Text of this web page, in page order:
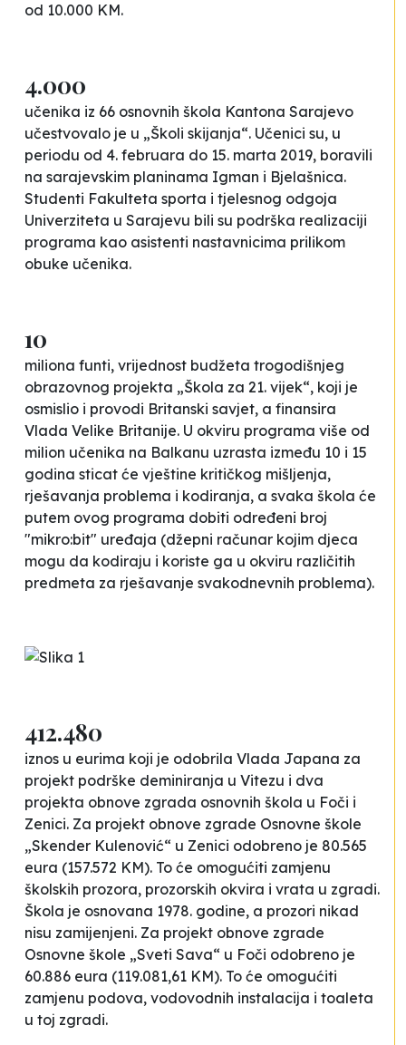
od 10.000 KM.
4.000
učenika iz 66 osnovnih škola Kantona Sarajevo
učestvovalo je u „Školi skijanja“. Učenici su, u
periodu od 4. februara do 15. marta 2019, boravili
na sarajevskim planinama Igman i Bjelašnica.
Studenti Fakulteta sporta i tjelesnog odgoja
Univerziteta u Sarajevu bili su podrška realizaciji
programa kao asistenti nastavnicima prilikom
obuke učenika.
10
miliona funti, vrijednost budžeta trogodišnjeg
obrazovnog projekta „Škola za 21. vijek“, koji je
osmislio i provodi Britanski savjet, a finansira
Vlada Velike Britanije. U okviru programa više od
milion učenika na Balkanu uzrasta između 10 i 15
godina sticat će vještine kritičkog mišljenja,
rješavanja problema i kodiranja, a svaka škola će
putem ovog programa dobiti određeni broj
"mikro:bit" uređaja (džepni računar kojim djeca
mogu da kodiraju i koriste ga u okviru različitih
predmeta za rješavanje svakodnevnih problema).
412.480
iznos u eurima koji je odobrila Vlada Japana za
projekt podrške deminiranja u Vitezu i dva
projekta obnove zgrada osnovnih škola u Foči i
Zenici. Za projekt obnove zgrade Osnovne škole
„Skender Kulenović“ u Zenici odobreno je 80.565
eura (157.572 KM). To će omogućiti zamjenu
školskih prozora, prozorskih okvira i vrata u zgradi.
Škola je osnovana 1978. godine, a prozori nikad
nisu zamijenjeni. Za projekt obnove zgrade
Osnovne škole „Sveti Sava“ u Foči odobreno je
60.886 eura (119.081,61 KM). To će omogućiti
zamjenu podova, vodovodnih instalacija i toaleta
u toj zgradi.